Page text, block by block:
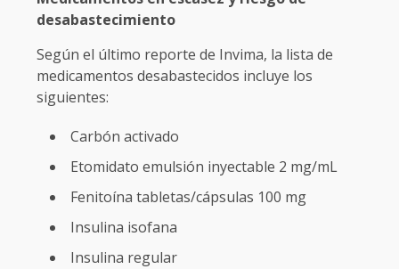
desabastecimiento
Según el último reporte de Invima, la lista de
medicamentos desabastecidos incluye los
siguientes:
Carbón activado
Etomidato emulsión inyectable 2 mg/mL
Fenitoína tabletas/cápsulas 100 mg
Insulina isofana
Insulina regular